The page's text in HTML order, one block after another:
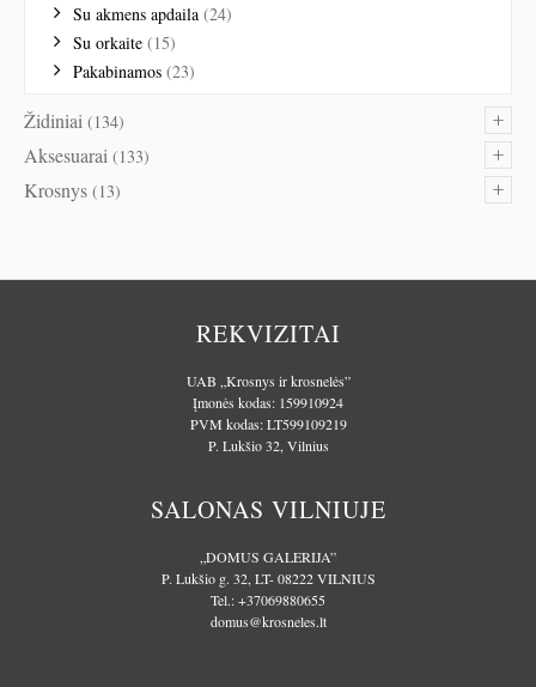
Su akmens apdaila (24)
Su orkaite (15)
Pakabinamos (23)
+
Židiniai (134)
+
Aksesuarai (133)
+
Krosnys (13)
REKVIZITAI
UAB „Krosnys ir krosnelės”
Įmonės kodas: 159910924
PVM kodas: LT599109219
P. Lukšio 32, Vilnius
SALONAS VILNIUJE
„DOMUS GALERIJA”
P. Lukšio g. 32, LT- 08222 VILNIUS
Tel.:+37069880655
domus@krosneles.lt